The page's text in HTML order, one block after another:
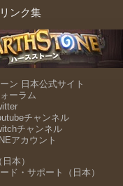
ンク集
ン 日本公式サイト
ーラム
チャンネル
チャンネル
アカウント
本）
ド・サポート（日本）